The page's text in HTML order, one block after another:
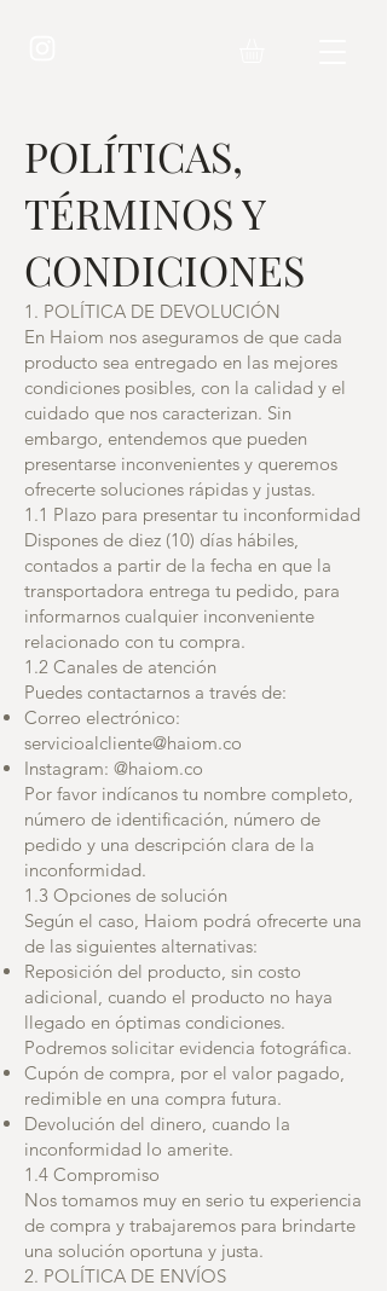
POLÍTICAS,
TÉRMINOS Y
CONDICIONES
1. POLÍTICA DE DEVOLUCIÓN
En Haiom nos aseguramos de que cada
producto sea entregado en las mejores
condiciones posibles, con la calidad y el
cuidado que nos caracterizan. Sin
embargo, entendemos que pueden
presentarse inconvenientes y queremos
ofrecerte soluciones rápidas y justas.
1.1 Plazo para presentar tu inconformidad
Dispones de diez (10) días hábiles,
contados a partir de la fecha en que la
transportadora entrega tu pedido, para
informarnos cualquier inconveniente
relacionado con tu compra.
1.2 Canales de atención
Puedes contactarnos a través de:
Correo electrónico:
servicioalcliente@haiom.co
Instagram: @haiom.co
Por favor indícanos tu nombre completo,
número de identificación, número de
pedido y una descripción clara de la
inconformidad.
1.3 Opciones de solución
Según el caso, Haiom podrá ofrecerte una
de las siguientes alternativas:
Reposición del producto, sin costo
adicional, cuando el producto no haya
llegado en óptimas condiciones.
Podremos solicitar evidencia fotográfica.
Cupón de compra, por el valor pagado,
redimible en una compra futura.
Devolución del dinero, cuando la
inconformidad lo amerite.
1.4 Compromiso
Nos tomamos muy en serio tu experiencia
de compra y trabajaremos para brindarte
una solución oportuna y justa.
2. POLÍTICA DE ENVÍOS